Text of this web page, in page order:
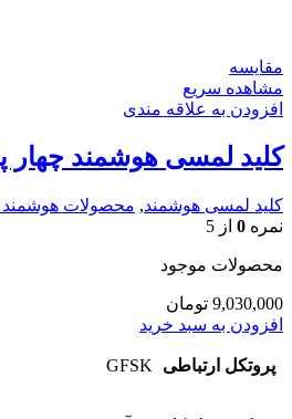
مقایسه
مشاهده سریع
افزودن به علاقه مندی
کلید لمسی هوشمند چهار
کلید لمسی هوشمند, محصولات هوشمند Geeklink
نمره 0 از 5
محصولات موجود
9,030,000 تومان
افزودن به سبد خرید
پروتکل ارتباطی GFSK